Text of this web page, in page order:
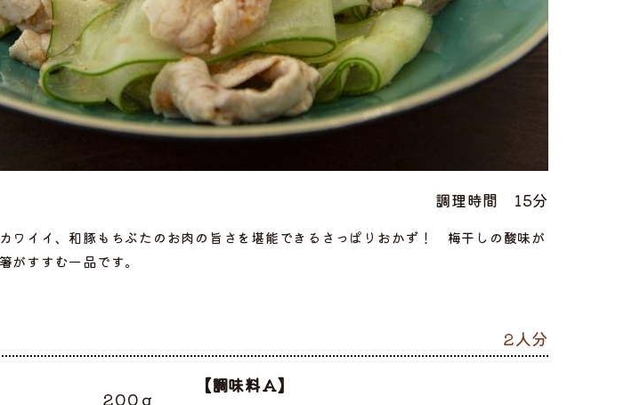
調理時間 15分
ワイイ、和豚もちぶたのお肉の旨さを堪能できるさっぱりおかず！ 梅干しの酸味が
がすすむ一品です。
2人分
200ｇ
【調味料A】